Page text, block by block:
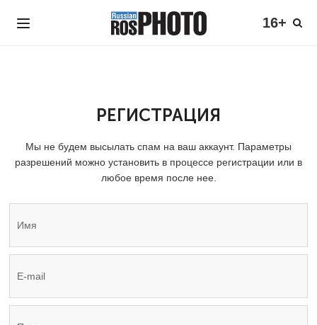
16+
РЕГИСТРАЦИЯ
Мы не будем высылать спам на ваш аккаунт. Параметры
разрешений можно установить в процессе регистрации или в
любое время после нее.